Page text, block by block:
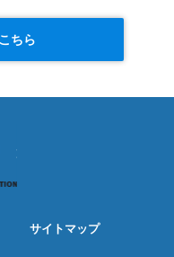
ちら
サイトマップ